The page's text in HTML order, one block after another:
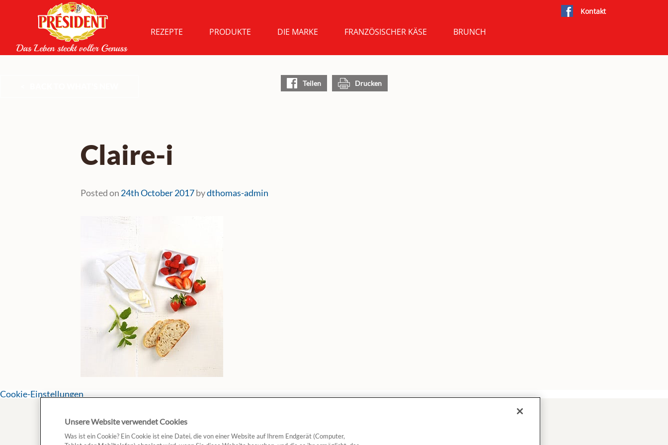
REZEPTE PRODUKTE DIE MARKE FRANZÖSISCHER KÄSE BRUNCH
Kontakt
Teilen Drucken
Claire-i
Posted on 24th October 2017bydthomas-admin
Cookie-Einstellungen
Unsere Website verwendet Cookies
Was ist ein Cookie? Ein Cookie ist eine Datei, die von einer Website auf Ihrem Endgerät (Computer,